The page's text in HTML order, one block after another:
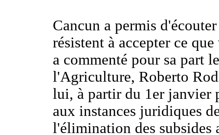
Cancun a permis
résistent à accepter ce
a commenté pour sa part
l'Agriculture, Roberto
lui, à partir du 1er janvier
aux instances juridiques
l'élimination des subsides